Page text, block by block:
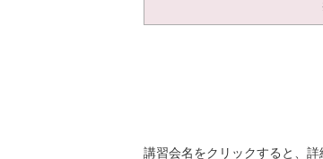
講習会名をクリックすると、詳